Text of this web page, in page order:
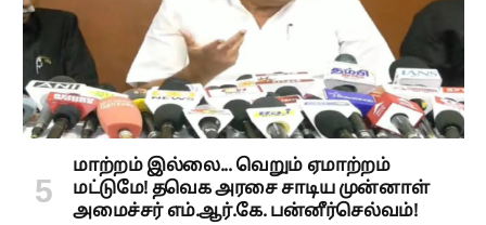
மாற்றம் இல்லை... வெறும் ஏமாற்றம்
மட்டுமே! தவெக அரசை சாடிய முன்னாள்
அமைச்சர் எம்.ஆர்.கே. பன்னீர்செல்வம்!